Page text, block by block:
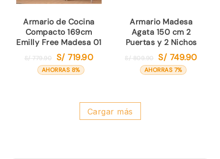
Armario de Cocina
Compacto 169cm
Emilly Free Madesa 01
S/779.90
El
precio
S/ 779.90.
S/ 719.90El
S/ 719.90.
AHORRAS 8%
Armario Madesa
Agata 150 cm 2
Puertas y 2 Nichos
S/809.90
El
precio
S/ 749.90El
AHORRAS 7%
Cargar más